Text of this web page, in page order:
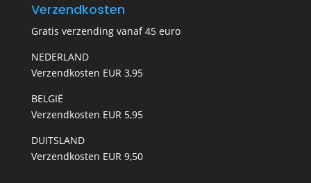
Verzendkosten
Gratis verzending vanaf 45 euro
NEDERLAND
Verzendkosten EUR 3,95
BELGIË
Verzendkosten EUR 5,95
DUITSLAND
Verzendkosten EUR 9,50